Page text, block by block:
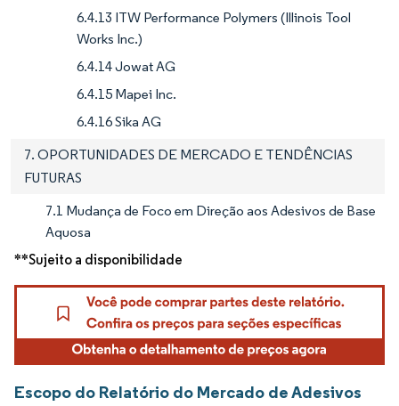
6.4.13 ITW Performance Polymers (Illinois Tool
Works Inc.)
6.4.14 Jowat AG
6.4.15 Mapei Inc.
6.4.16 Sika AG
7. OPORTUNIDADES DE MERCADO E TENDÊNCIAS
FUTURAS
7.1 Mudança de Foco em Direção aos Adesivos de Base
Aquosa
**Sujeito a disponibilidade
Escopo do Relatório do Mercado de Adesivos